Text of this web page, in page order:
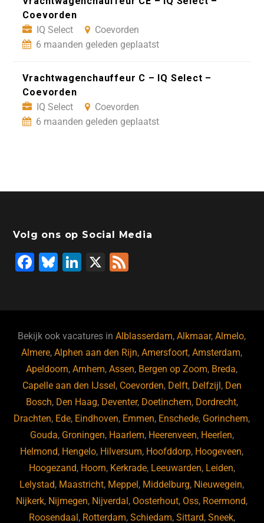
Coevorden
IQ Select
Coevorden
6 maanden geleden geplaatst
Vrachtwagenchauffeur C – IQ Select –
Coevorden
IQ Select
Coevorden
6 maanden geleden geplaatst
Volg ons op Social Media
F
b
o
o
k
Bl
ky
Li
dI
n
X
Bekijk ook vacatures inAlblasserdam,Alkmaar,Almelo,
Almere,Alphen aan den Rijn,Amersfoort,Amsterdam,
Apeldoorn,Arnhem,Assen, Bergen op Zoom, Breda,
Capelle aan den IJssel, Coevorden, Delft, Delfzijl, Den
Bosch, Den Haag, Deventer, Doetinchem, Dordrecht,
Drachten, Ede, Eindhoven, Emmen, Enschede, Gorinchem,
Gouda, Groningen, Haarlem, Heerenveen, Heerlen,
Helmond, Hengelo, Hilversum, Hoofddorp, Hoogeveen,
Hoogezand, Hoorn, Kerkrade, Leeuwarden, Leiden,
Lelystad, Maastricht, Meppel, Middelburg, Nieuwegein,
Nijkerk, Nijmegen, Nijverdal, Oosterhout, Oss, Roermond,
Roosendaal, Rotterdam, Schiedam, Sittard, Sneek,